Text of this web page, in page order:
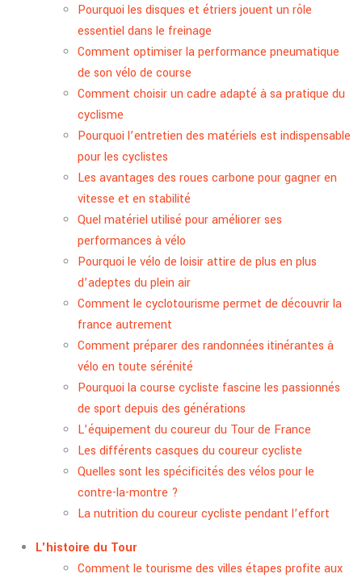
Pourquoi les disques et étriers jouent un rôle
essentiel dans le freinage
Comment optimiser la performance pneumatique
de son vélo de course
Comment choisir un cadre adapté à sa pratique du
cyclisme
Pourquoi l’entretien des matériels est indispensable
pour les cyclistes
Les avantages des roues carbone pour gagner en
vitesse et en stabilité
Quel matériel utilisé pour améliorer ses
performances à vélo
Pourquoi le vélo de loisir attire de plus en plus
d’adeptes du plein air
Comment le cyclotourisme permet de découvrir la
france autrement
Comment préparer des randonnées itinérantes à
vélo en toute sérénité
Pourquoi la course cycliste fascine les passionnés
de sport depuis des générations
L’équipement du coureur du Tour de France
Les différents casques du coureur cycliste
Quelles sont les spécificités des vélos pour le
contre-la-montre ?
La nutrition du coureur cycliste pendant l’effort
L'histoire du Tour
Comment le tourisme des villes étapes profite aux